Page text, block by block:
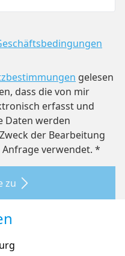
gelesen
dass die von mir
erfasst und
Daten werden
der Bearbeitung
verwendet. *
zu